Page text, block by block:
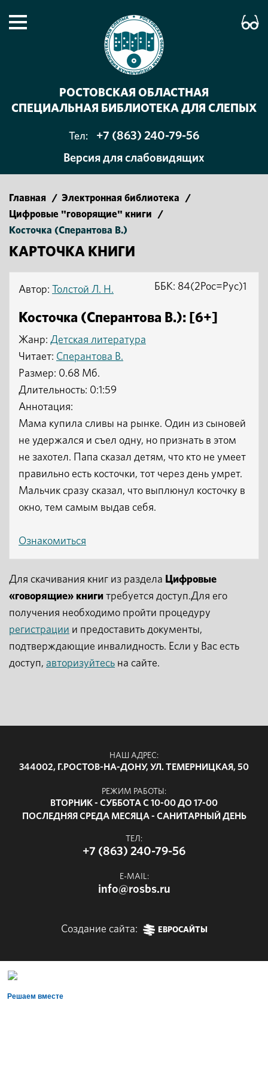
РОСТОВСКАЯ ОБЛАСТНАЯ
СПЕЦИАЛЬНАЯ БИБЛИОТЕКА ДЛЯ СЛЕПЫХ
Тел:
+7 (863) 240-79-56
Версия для слабовидящих
Главная / Электронная библиотека
/
Цифровые "говорящие" книги
/
Косточка (Сперантова В.)
КАРТОЧКА КНИГИ
Автор: Толстой Л. Н.
Косточка (Сперантова В.): [6+]
Жанр: Детская литература
Читает: Сперантова В.
ББК: 84(2Рос=Рус)1
Размер: 0.68 Мб.
Длительность: 0:1:59
Аннотация:
Мама купила сливы на рынке. Один из сыновей
не удержался и съел одну, но признать в этом
не захотел. Папа сказал детям, что кто не умеет
правильно есть косточки, тот через день умрет.
Мальчик сразу сказал, что выплюнул косточку в
окно, тем самым выдав себя.
Ознакомиться
Для скачивания книг из раздела Цифровые
«говорящие» книги требуется доступ.Для его
получения необходимо пройти процедуру
регистрации и предоставить документы,
подтверждающие инвалидность. Если у Вас есть
доступ, авторизуйтесь на сайте.
НАШ АДРЕС:
344002, Г.РОСТОВ-НА-ДОНУ, УЛ. ТЕМЕРНИЦКАЯ, 50
РЕЖИМ РАБОТЫ:
ВТОРНИК - СУББОТА С 10-00 ДО 17-00
ПОСЛЕДНЯЯ СРЕДА МЕСЯЦА - САНИТАРНЫЙ ДЕНЬ
ТЕЛ:
+7 (863) 240-79-56
E-MAIL:
info@rosbs.ru
Создание сайта: ЕВРОСАЙТЫ
Решаем вместе